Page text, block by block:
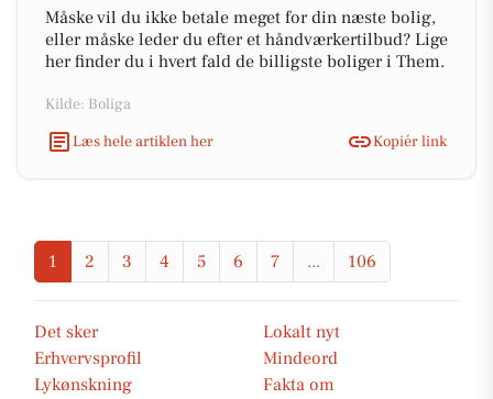
Måske vil du ikke betale meget for din næste bolig,
eller måske leder du efter et håndværkertilbud? Lige
her finder du i hvert fald de billigste boliger i Them.
Kilde: Boliga
Læs hele artiklen her
Kopiér link
1 2 3 4 5 6 7 ... 106
Det sker
Lokalt nyt
Erhvervsprofil
Mindeord
Lykønskning
Fakta om